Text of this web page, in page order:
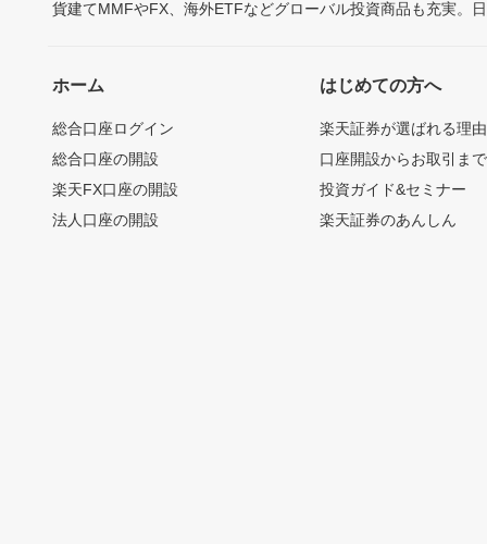
貨建てMMFやFX、海外ETFなどグローバル投資商品も充実。
ホーム
総合口座ログイン
総合口座の開設
楽天FX口座の開設
法人口座の開設
はじめての方へ
楽天証券が選ばれる理由
口座開設からお取引ま
投資ガイド&セミナー
楽天証券のあんしん